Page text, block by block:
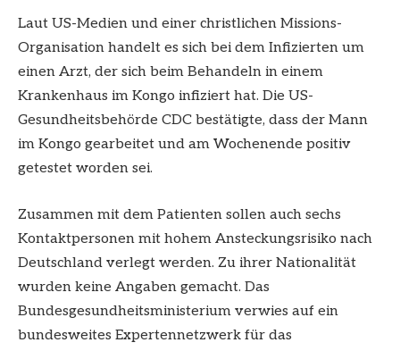
Laut US-Medien und einer christlichen Missions-
Organisation handelt es sich bei dem Infizierten um
einen Arzt, der sich beim Behandeln in einem
Krankenhaus im Kongo infiziert hat. Die US-
Gesundheitsbehörde CDC bestätigte, dass der Mann
im Kongo gearbeitet und am Wochenende positiv
getestet worden sei.
Zusammen mit dem Patienten sollen auch sechs
Kontaktpersonen mit hohem Ansteckungsrisiko nach
Deutschland verlegt werden. Zu ihrer Nationalität
wurden keine Angaben gemacht. Das
Bundesgesundheitsministerium verwies auf ein
bundesweites Expertennetzwerk für das